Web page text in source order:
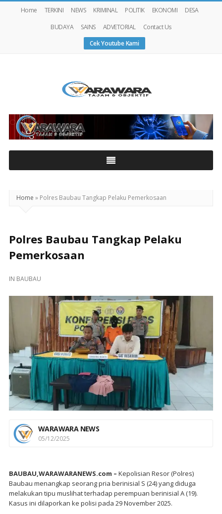
Home TERKINI NEWS KRIMINAL POLITIK EKONOMI
DESA
BUDAYA
SAINS ADVETORIAL
Contact Us
Cek Youtube Kami
Home » Polres Baubau Tangkap Pelaku Pemerkosaan
Polres Baubau Tangkap Pelaku
Pemerkosaan
IN BAUBAU
WARAWARA NEWS
05/12/2025
BAUBAU,WARAWARANEWS.com – Kepolisian Resor (Polres)
Baubau menangkap seorang pria berinisial S (24) yang diduga
melakukan tipu muslihat terhadap perempuan berinisial A (19).
Kasus ini dilaporkan ke polisi pada 29 November 2025.